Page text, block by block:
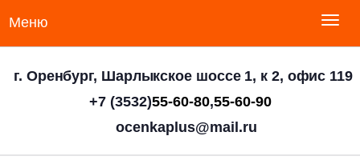
г. Оренбург, Шарлыкское шоссе 1, к 2, офис 119
+7 (3532)55-60-80,55-60-90
ocenkaplus@mail.ru
Меню